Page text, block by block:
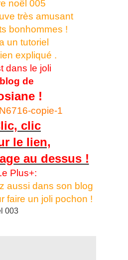
très amusant
bonhommes !
un tutoriel
expliqué .
dans le joli
blog de
!
clic
le lien,
au dessus !
Plus+:
aussi dans son blog
faire un joli pochon !